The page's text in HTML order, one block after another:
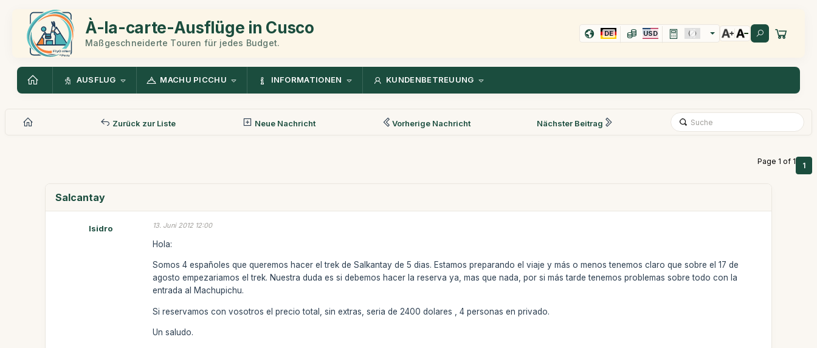
À-la-carte-Ausflüge in Cusco
Maßgeschneiderte Touren für jedes Budget.
DE USD
AUSFLUG MACHU PICCHU INFORMATIONEN KUNDENBETREUUNG
Zurück zur Liste Neue Nachricht Vorherige Nachricht Nächster Beitrag
Page 1 of 1 1
Salcantay
Isidro 13. Juni 2012 12:00
Hola:
Somos 4 españoles que queremos hacer el trek de Salkantay de 5 dias. Estamos preparando el viaje y más o menos tenemos claro que sobre el 17 de
agosto empezariamos el trek. Nuestra duda es si debemos hacer la reserva ya, mas que nada, por si más tarde tenemos problemas sobre todo con la
entrada al Machupichu.
Si reservamos con vosotros el precio total, sin extras, seria de 2400 dolares , 4 personas en privado.
Un saludo.